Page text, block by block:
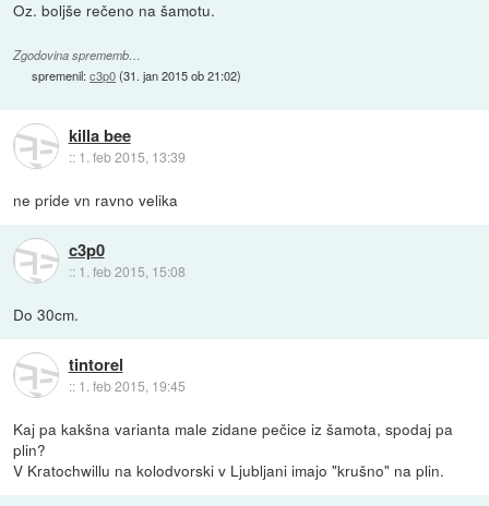
Oz. boljše rečeno na šamotu.
Zgodovina sprememb…
spremenil:c3p0(31. jan 2015 ob 21:02)
killa bee
:: 1. feb 2015, 13:39
ne pride vn ravno velika
c3p0
:: 1. feb 2015, 15:08
Do 30cm.
tintorel
:: 1. feb 2015, 19:45
Kaj pa kakšna varianta male zidane pečice iz šamota, spodaj pa
plin?
V Kratochwillu na kolodvorski v Ljubljani imajo "krušno" na plin.